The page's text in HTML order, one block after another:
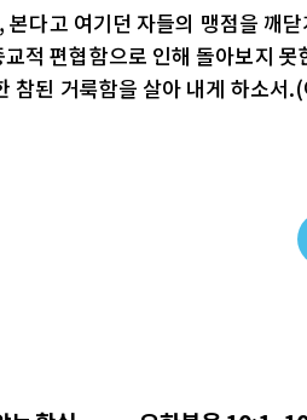
다고 여기던 자들의 맹점을 깨
적 편협함으로 인해 돌아보지
참된 거룩함을 살아 내게 하소서